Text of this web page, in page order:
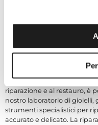
RIPARAZIONE E
Anche i gioielli possono
riparazione e al restauro, è
nostro laboratorio di
strumenti specialistici per
accurato e delicato. La